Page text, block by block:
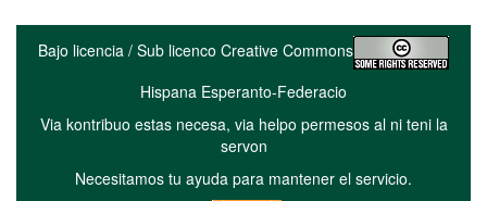
Bajo licencia / Sub licenco Creative Commons
Hispana Esperanto-Federacio
Via kontribuo estas necesa, via helpo permesos al ni teni la
servon
Necesitamos tu ayuda para mantener el servicio.